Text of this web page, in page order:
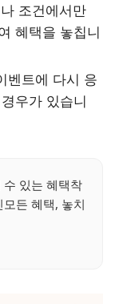
조건에서만
혜택을 놓칩니
벤트에 다시 응
우가 있습니
있는 혜택착
든 혜택, 놓치